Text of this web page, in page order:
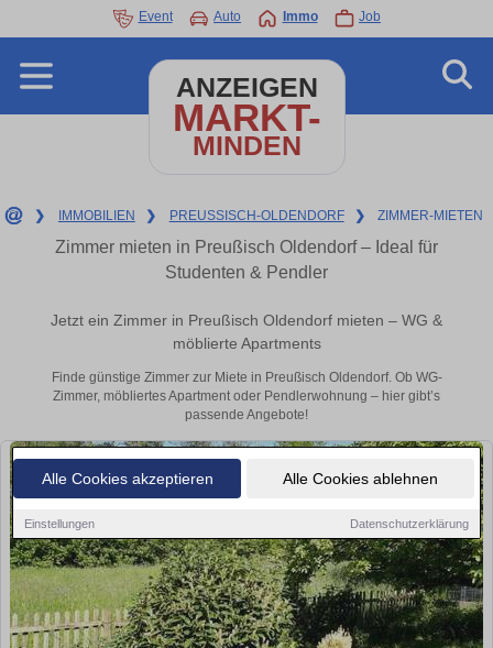
Alle Cookies akzeptieren Alle Cookies ablehnen
Einstellungen Datenschutzerklärung
Event Auto Immo Job
ANZEIGEN
MARKT-
MINDEN
❯ IMMOBILIEN ❯ PREUSSISCH-OLDENDORF ❯ ZIMMER-MIETEN
Zimmer mieten in Preußisch Oldendorf – Ideal für
Studenten & Pendler
Jetzt ein Zimmer in Preußisch Oldendorf mieten – WG &
möblierte Apartments
Finde günstige Zimmer zur Miete in Preußisch Oldendorf. Ob WG-
Zimmer, möbliertes Apartment oder Pendlerwohnung – hier gibt’s
passende Angebote!